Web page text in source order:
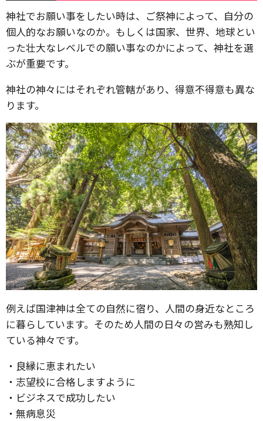
神社でお願い事をしたい時は、ご祭神によって、自分の
個人的なお願いなのか。もしくは国家、世界、地球とい
った壮大なレベルでの願い事なのかによって、神社を選
ぶが重要です。
神社の神々にはそれぞれ管轄があり、得意不得意も異な
ります。
例えば国津神は全ての自然に宿り、人間の身近なところ
に暮らしています。そのため人間の日々の営みも熟知し
ている神々です。
・良縁に恵まれたい
・志望校に合格しますように
・ビジネスで成功したい
・無病息災